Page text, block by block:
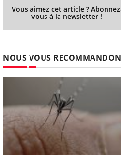
Vous aimez cet article ?
vous à la newsletter !
NOUS VOUS